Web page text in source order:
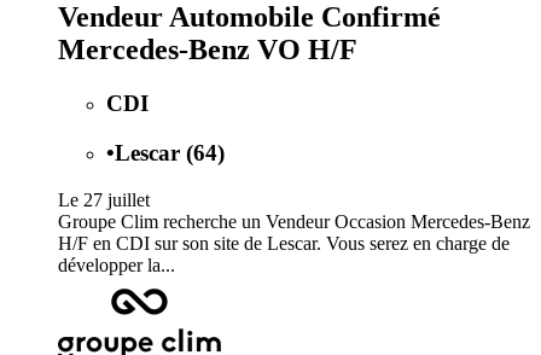
Vendeur Automobile Confirmé
Mercedes-Benz VO H/F
CDI
•Lescar (64)
Le 27 juillet
Groupe Clim recherche un Vendeur Occasion Mercedes-Benz
H/F en CDI sur son site de Lescar. Vous serez en charge de
développer la...